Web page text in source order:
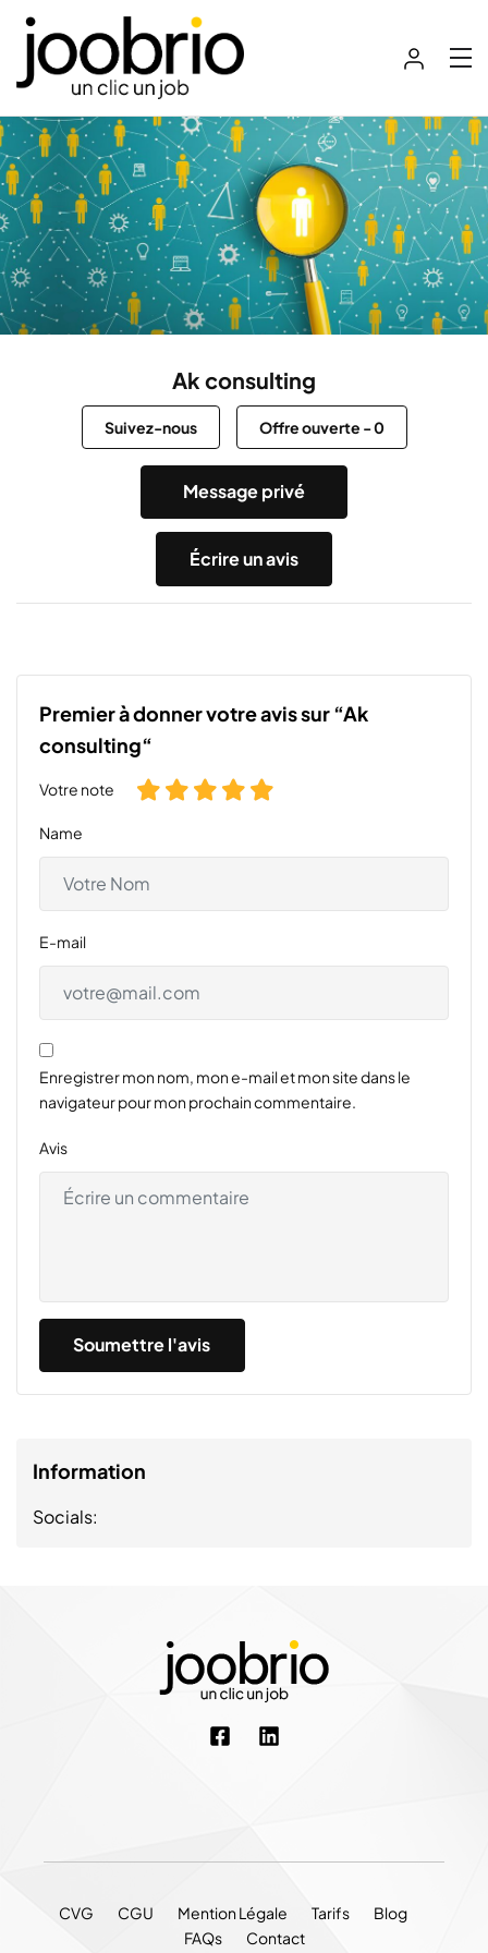
Ak consulting
Suivez-nous Offre ouverte -0
Message privé
Écrire un avis
Premier à donner votre avis sur “Ak
consulting“
Votre note
Name
E-mail
Enregistrer mon nom, mon e-mail et mon site dans le
navigateur pour mon prochain commentaire.
Avis
Information
Socials:
CVG CGU Mention Légale Tarifs
Blog
FAQs
Contact